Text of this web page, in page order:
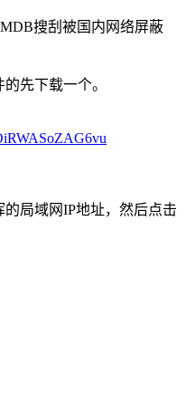
搜刮被国内网络屏蔽
先下载一个。
局域网IP地址，然后点击